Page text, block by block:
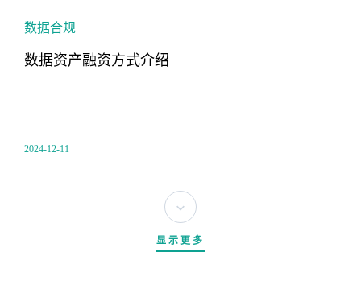
数据合规
数据资产融资方式介绍
2024-12-11
显示更多